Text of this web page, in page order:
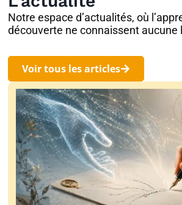
Notre espace d’actualités, où
découverte ne connaissent aucune
Voir tous les articles